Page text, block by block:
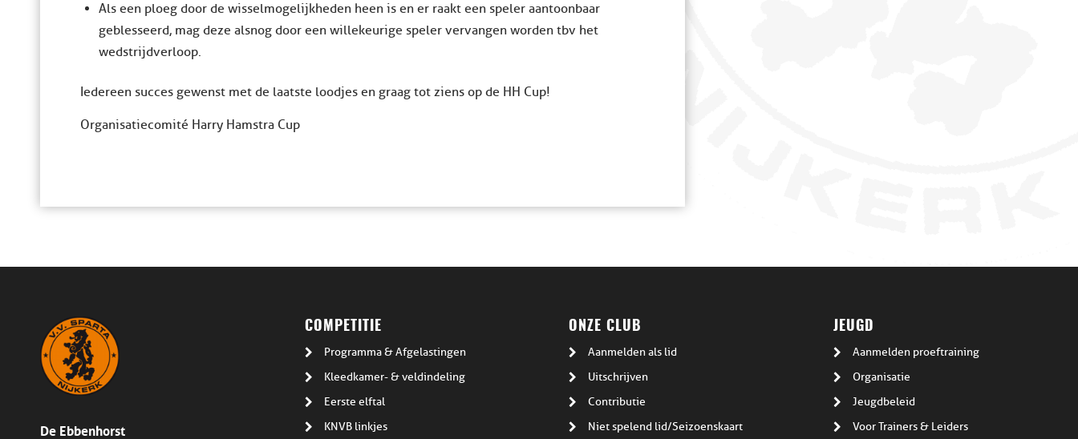
Als een ploeg door de wisselmogelijkheden heen is en er raakt een speler aantoonbaar
geblesseerd, mag deze alsnog door een willekeurige speler vervangen worden tbv het
wedstrijdverloop.
Iedereen succes gewenst met de laatste loodjes en graag tot ziens op de HH Cup!
Organisatiecomité Harry Hamstra Cup
De Ebbenhorst
COMPETITIE
Programma & Afgelastingen
Kleedkamer- & veldindeling
Eerste elftal
KNVB linkjes
ONZE CLUB
Aanmelden als lid
Uitschrijven
Contributie
Niet spelend lid/Seizoenskaart
JEUGD
Aanmelden proeftraining
Organisatie
Jeugdbeleid
Voor Trainers & Leiders